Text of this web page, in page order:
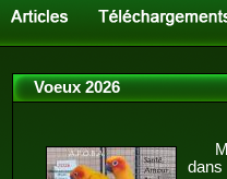
Voeux 2026
dans